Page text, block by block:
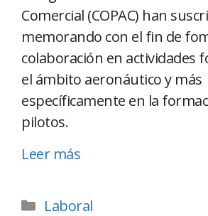
Comercial (COPAC) han
memorando con el fin de
colaboración en actividades
el ámbito aeronáutico y más
específicamente en la
pilotos.
Leer más
Laboral